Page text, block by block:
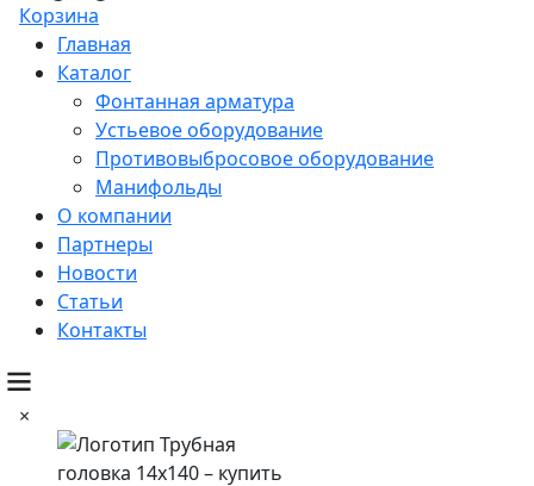
Корзина
Главная
Каталог
Фонтанная арматура
Устьевое оборудование
Противовыбросовое оборудование
Манифольды
О компании
Партнеры
Новости
Статьи
Контакты
×